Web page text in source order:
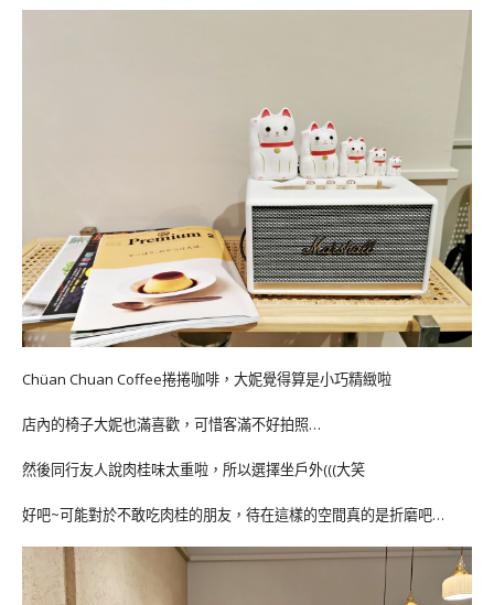
Chüan Chuan Coffee捲捲咖啡，大妮覺得算是小巧精緻啦
店內的椅子大妮也滿喜歡，可惜客滿不好拍照…
然後同行友人說肉桂味太重啦，所以選擇坐戶外(((大笑
好吧~可能對於不敢吃肉桂的朋友，待在這樣的空間真的是折磨吧…